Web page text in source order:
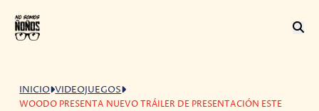
INICIO VIDEOJUEGOS
WOODO PRESENTA NUEVO TRÁILER DE PRESENTACIÓN ESTE